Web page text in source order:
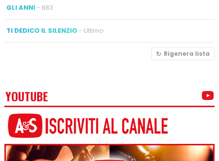
GLI ANNI- 883
TI DEDICO IL SILENZIO- Ultimo
Rigenera lista
YOUTUBE